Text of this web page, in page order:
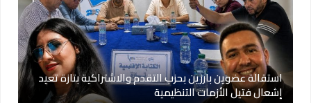
استقالة عضوين بارزين بحزب التقدم والاشتراكية بتازة تعيد
إشعال فتيل الأزمات التنظيمية